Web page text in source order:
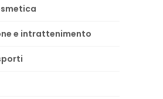
e intrattenimento